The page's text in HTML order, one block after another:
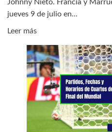
Johnny Nieto. Francia y
jueves 9 de julio en...
Leer másLeer
sobre
Previa
del
Francia
vs
Marruecos